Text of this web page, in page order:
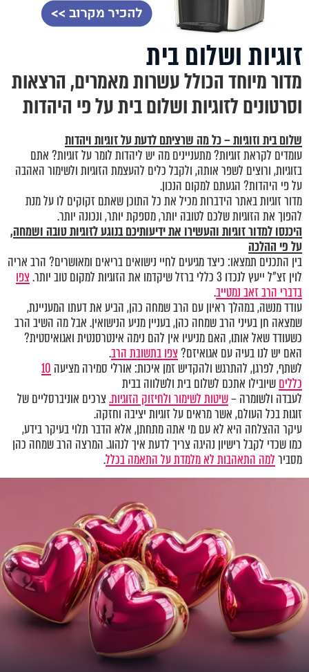
זוגיות ושלום בית
מדור מיוחד הכולל עשרות מאמרים, הרצאות
וסרטונים לזוגיות ושלום בית על פי היהדות
שלום בית וזוגיות – כל מה שרציתם לדעת על זוגיות ויהדות
עומדים לקראת זוגיות? מתעניינים מה יש ליהדות לומר על זוגיות? אתם
בזוגיות, ורוצים לשפר אותה, ולקבל כלים להעצמת הזוגיות ולשימור האהבה
על פי היהדות? הגעתם למקום הנכון.
מדור זוגיות באתר הידברות מכיל את כל התוכן שאתם זקוקים לו על מנת
להפוך את הזוגיות שלכם לטובה יותר, מספקת יותר, ונכונה יותר.
היכנסולמדור זוגיותוהעשירו את ידיעותיכם בנוגע לזוגיות טובה ושמחה,
על פי ההלכה
בין התכנים תמצאו: כיצד מגיעים לחיי נישואים בריאים ומאושרים? הרב אריה
לוין זצ"ל ייעץ לנכדו 3 כללי ברזל שיקדמו את הזוגיות למקום טוב יותר.
צפו
בדברי הרב זאב נמטייב.
עודד מנשה, במהלך ראיון עם הרב שמחה כהן, הביע את דעתו המעניינת,
שמצאה חן בעיני הרב שמחה כהן, בעניין מניע הנישואין. אבל מה השיב הרב
כשעודד שאל אותו, האם מניעיו אין להם נימה אינטרסנטית ואגואיסטית?
האם יש לנו בעיה עם אגואיזם?צפו בתשובת הרב.
לשתף, לפרגן, להתרגש ולהקדיש זמן איכות: אורלי סמירה מציעה 10
כלליםשיובילו אתכם לשלום בית ולשלווה בבית
לעבדה ולשומרה –שיטות לשימור ולחיזוק הזוגיות.צרכים אוניברסליים של
זוגות בכל העולם, אשר מראים על זוגיות יציבה וחזקה.
עיקר ההצלחה היא לא עם מי אתה מתחתן, אלא הדבר תלוי בעיקר בידע,
כמו שכדי לקבל רישיון נהיגה צריך לדעת איך לנהוג. המרצה הרב שמחה כהן
מסבירלמה התאהבות לא מלמדת על התאמה בכלל.